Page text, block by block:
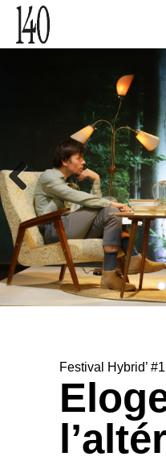
Previous
Festival Hybrid’ #1